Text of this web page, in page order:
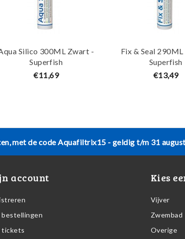
Silico 300ML Zwart -
Superfish
€11,69
Fix & Seal
Superfish
€13,49
met de code Aquafiltrix15 - geldig t/m 31
account
bestellingen
tickets
Kies
Vijver
Zwembad
Overige